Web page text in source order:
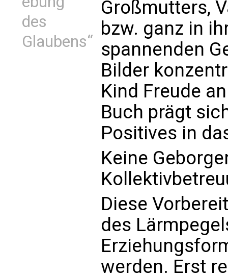
des
Glaubens“
Großmutters,
bzw. ganz in
spannenden
Bilder
Kind Freude
Buch prägt
Positives in
Keine
Diese
des
werden. Erst